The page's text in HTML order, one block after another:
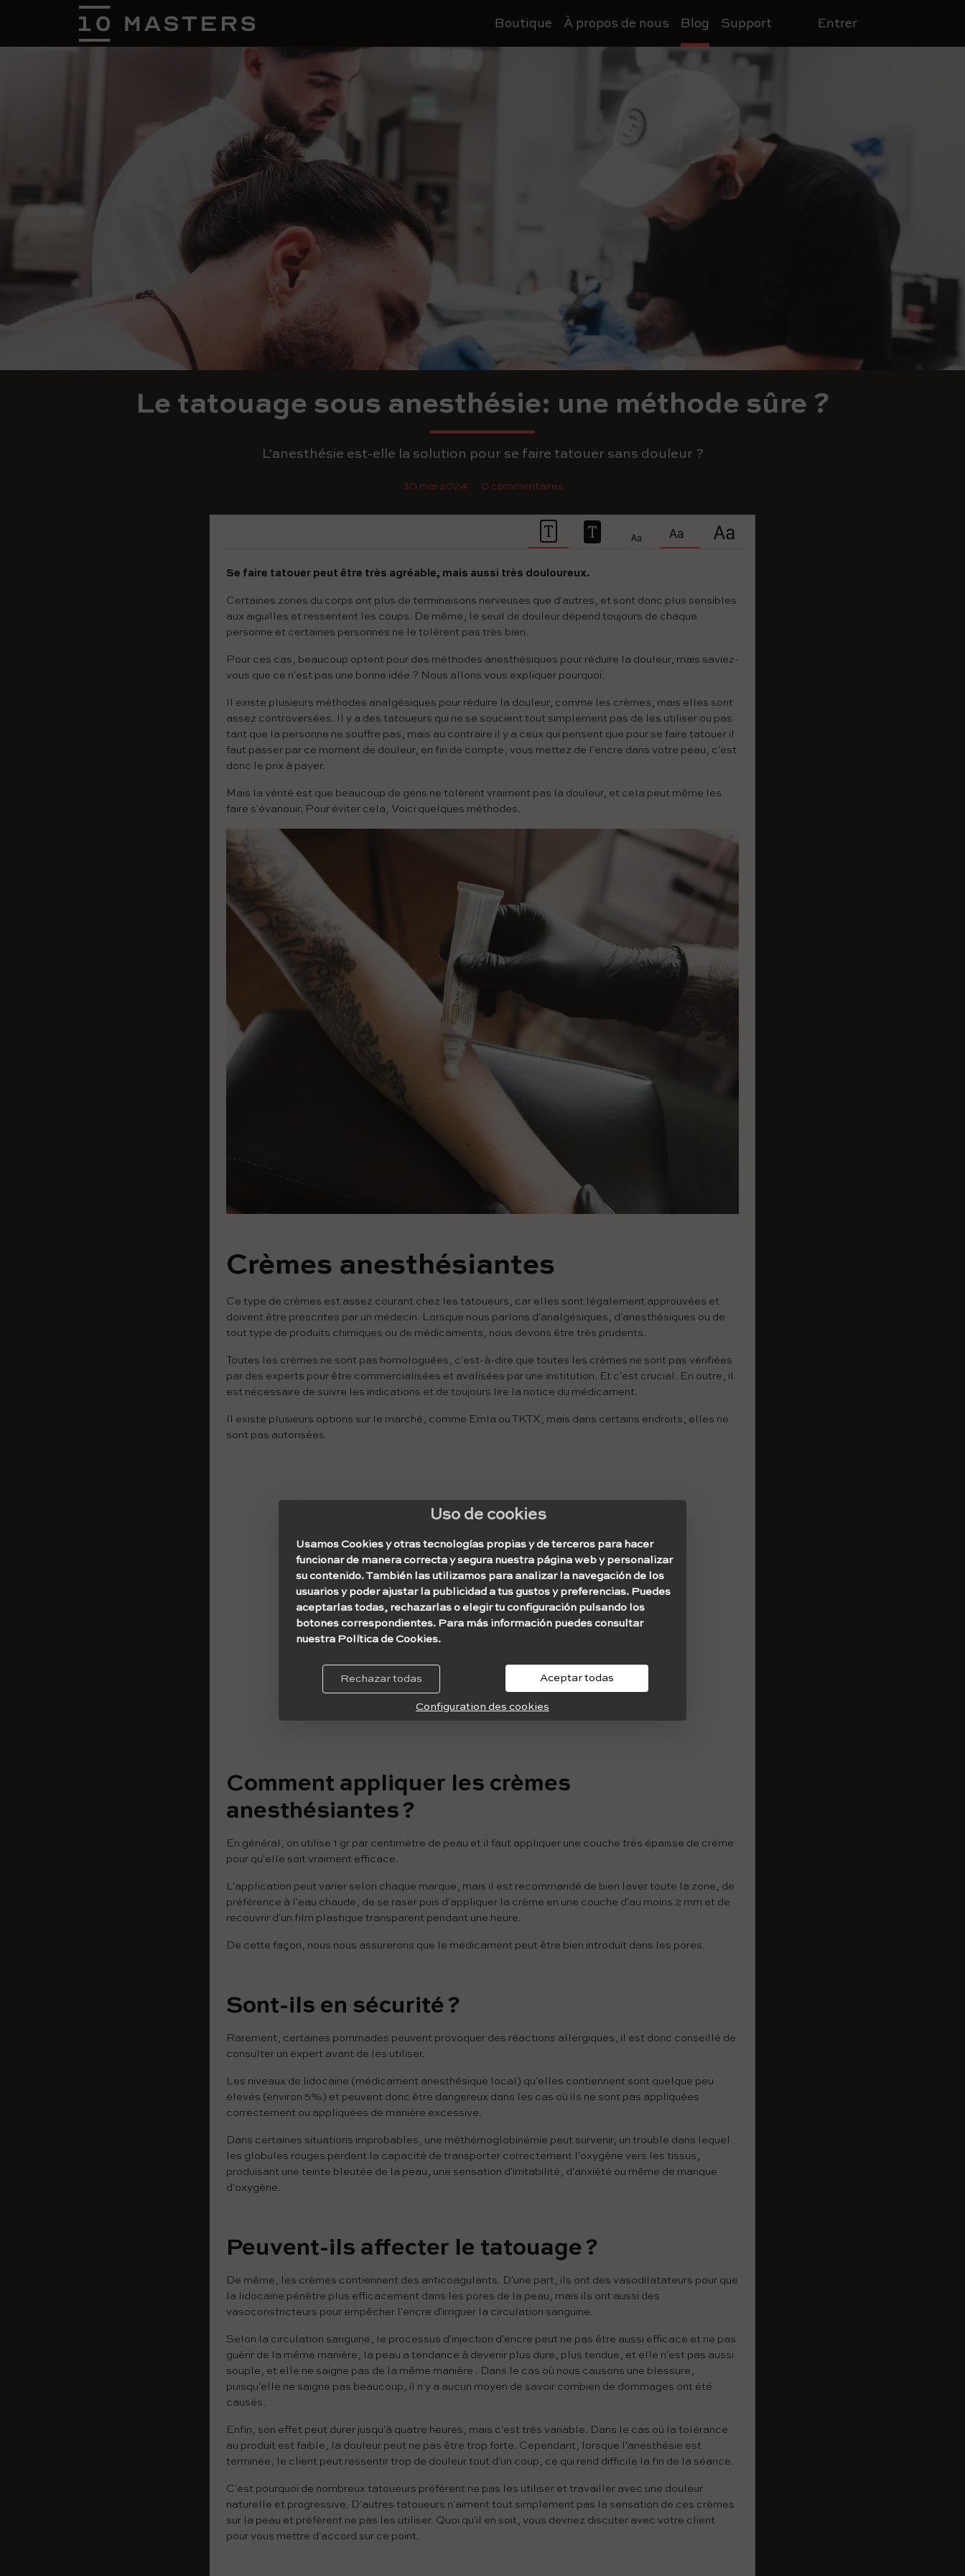
Boutique À propos de nous Blog Support Entrer
Le tatouage sous anesthésie: une méthode sûre ?
L'anesthésie est-elle la solution pour se faire tatouer sans douleur ?
30 mai 2024 0 commentaires
Se faire tatouer peut être très agréable, mais aussi très douloureux.
Certaines zones du corps ont plus de terminaisons nerveuses que d'autres, et sont donc plus sensibles
aux aiguilles et ressentent les coups. De même, le seuil de douleur dépend toujours de chaque
personne et certaines personnes ne le tolèrent pas très bien.
Pour ces cas, beaucoup optent pour des méthodes anesthésiques pour réduire la douleur, mais saviez-
vous que ce n'est pas une bonne idée ? Nous allons vous expliquer pourquoi.
Il existe plusieurs méthodes analgésiques pour réduire la douleur, comme les crèmes, mais elles sont
assez controversées. Il y a des tatoueurs qui ne se soucient tout simplement pas de les utiliser ou pas
tant que la personne ne souffre pas, mais au contraire il y a ceux qui pensent que pour se faire tatouer il
faut passer par ce moment de douleur, en fin de compte, vous mettez de l'encre dans votre peau, c'est
donc le prix à payer.
Mais la vérité est que beaucoup de gens ne tolèrent vraiment pas la douleur, et cela peut même les
faire s'évanouir. Pour éviter cela, Voici quelques méthodes.
Crèmes anesthésiantes
Ce type de crèmes est assez courant chez les tatoueurs, car elles sont légalement approuvées et
doivent être prescrites par un médecin. Lorsque nous parlons d'analgésiques, d'anesthésiques ou de
tout type de produits chimiques ou de médicaments, nous devons être très prudents.
Toutes les crèmes ne sont pas homologuées, c'est-à-dire que toutes les crèmes ne sont pas vérifiées
par des experts pour être commercialisées et avalisées par une institution. Et c'est crucial. En outre, il
est nécessaire de suivre les indications et de toujours lire la notice du médicament.
Il existe plusieurs options sur le marché, comme Emla ou TKTX, mais dans certains endroits, elles ne
sont pas autorisées.
Comment appliquer les crèmes
anesthésiantes ?
En général, on utilise 1 gr par centimètre de peau et il faut appliquer une couche très épaisse de crème
pour qu'elle soit vraiment efficace.
L'application peut varier selon chaque marque, mais il est recommandé de bien laver toute la zone, de
préférence à l'eau chaude, de se raser puis d'appliquer la crème en une couche d'au moins 2 mm et de
recouvrir d'un film plastique transparent pendant une heure.
De cette façon, nous nous assurerons que le médicament peut être bien introduit dans les pores.
Sont-ils en sécurité ?
Rarement, certaines pommades peuvent provoquer des réactions allergiques, il est donc conseillé de
consulter un expert avant de les utiliser.
Les niveaux de lidocaïne (médicament anesthésique local) qu'elles contiennent sont quelque peu
élevés (environ 5%) et peuvent donc être dangereux dans les cas où ils ne sont pas appliquées
correctement ou appliquées de manière excessive.
Dans certaines situations improbables, une méthémoglobinémie peut survenir, un trouble dans lequel
les globules rouges perdent la capacité de transporter correctement l'oxygène vers les tissus,
produisant une teinte bleutée de la peau, une sensation d'irritabilité, d'anxiété ou même de manque
d'oxygène.
Peuvent-ils affecter le tatouage ?
De même, les crèmes contiennent des anticoagulants. D'une part, ils ont des vasodilatateurs pour que
la lidocaïne pénètre plus efficacement dans les pores de la peau, mais ils ont aussi des
vasoconstricteurs pour empêcher l'encre d'irriguer la circulation sanguine.
Selon la circulation sanguine, le processus d'injection d'encre peut ne pas être aussi efficace et ne pas
guérir de la même manière, la peau a tendance à devenir plus dure, plus tendue, et elle n'est pas aussi
souple, et elle ne saigne pas de la même manière . Dans le cas où nous causons une blessure,
puisqu'elle ne saigne pas beaucoup, il n'y a aucun moyen de savoir combien de dommages ont été
causés.
Enfin, son effet peut durer jusqu'à quatre heures, mais c'est très variable. Dans le cas où la tolérance
au produit est faible, la douleur peut ne pas être trop forte. Cependant, lorsque l'anesthésie est
terminée, le client peut ressentir trop de douleur tout d'un coup, ce qui rend difficile la fin de la séance.
C'est pourquoi de nombreux tatoueurs préfèrent ne pas les utiliser et travailler avec une douleur
naturelle et progressive. D'autres tatoueurs n'aiment tout simplement pas la sensation de ces crèmes
sur la peau et préfèrent ne pas les utiliser. Quoi qu'il en soit, vous devriez discuter avec votre client
pour vous mettre d'accord sur ce point.
Uso de cookies
Usamos Cookies y otras tecnologías propias y de terceros para hacer
funcionar de manera correcta y segura nuestra página web y personalizar
su contenido. También las utilizamos para analizar la navegación de los
usuarios y poder ajustar la publicidad a tus gustos y preferencias. Puedes
aceptarlas todas, rechazarlas o elegir tu configuración pulsando los
botones correspondientes. Para más información puedes consultar
nuestra Política de Cookies.
Rechazar todas Aceptar todas
Configuration des cookies